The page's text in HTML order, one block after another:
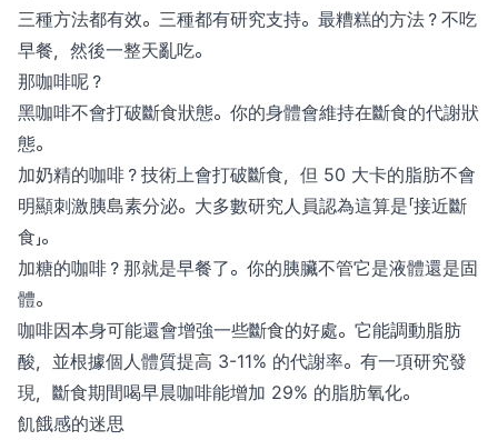
三種方法都有效。三種都有研究支持。最糟糕的方法？不吃
早餐，然後一整天亂吃。
那咖啡呢？
黑咖啡不會打破斷食狀態。你的身體會維持在斷食的代謝狀
態。
加奶精的咖啡？技術上會打破斷食，但 50 大卡的脂肪不會
明顯刺激胰島素分泌。大多數研究人員認為這算是「接近斷
食」。
加糖的咖啡？那就是早餐了。你的胰臟不管它是液體還是固
體。
咖啡因本身可能還會增強一些斷食的好處。它能調動脂肪
酸，並根據個人體質提高 3-11% 的代謝率。有一項研究發
現，斷食期間喝早晨咖啡能增加 29% 的脂肪氧化。
飢餓感的迷思